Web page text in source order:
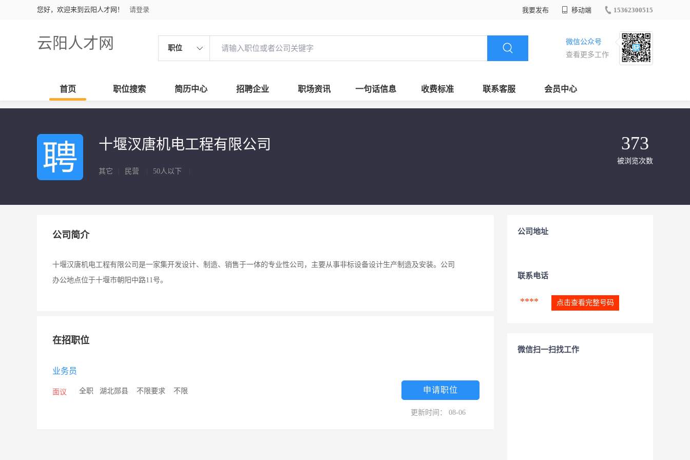
您好，欢迎来到云阳人才网！ 请登录 我要发布 移动端 15362300515
云阳人才网 职位
微信公众号
查看更多工作
首页 职位搜索 简历中心 招聘企业 职场资讯 一句话信息 收费标准 联系客服 会员中心
十堰汊唐机电工程有限公司
其它 民营 50人以下
373
被浏览次数
公司简介
十堰汉唐机电工程有限公司是一家集开发设计、制造、销售于一体的专业性公司，主要从事非标设备设计生产制造及安装。公司
办公地点位于十堰市朝阳中路11号。
在招职位
业务员
面议 全职 湖北郧县 不限要求 不限 申请职位
更新时间： 08-06
公司地址
联系电话
**** 点击查看完整号码
微信扫一扫找工作